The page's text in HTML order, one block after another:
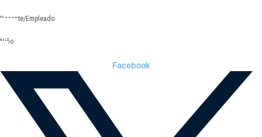
Docente/Empleado
Niño
Facebook